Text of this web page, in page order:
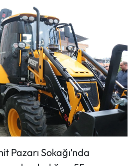
Pazarı Sokağı’nda